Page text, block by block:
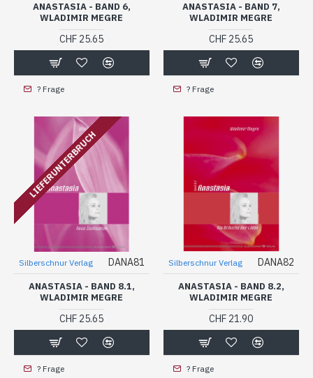
ANASTASIA - BAND 6,
WLADIMIR MEGRE
CHF 25.65
? Frage
ANASTASIA - BAND 7,
WLADIMIR MEGRE
CHF 25.65
? Frage
LIEFERUNTERBRUCH
Silberschnur Verlag DANA81
ANASTASIA - BAND 8.1,
WLADIMIR MEGRE
CHF 25.65
? Frage
Silberschnur Verlag DANA82
ANASTASIA - BAND 8.2,
WLADIMIR MEGRE
CHF 21.90
? Frage